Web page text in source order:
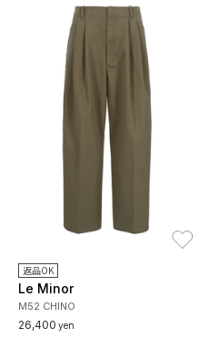
返品OK
Le Minor
M52 CHINO
26,400 yen